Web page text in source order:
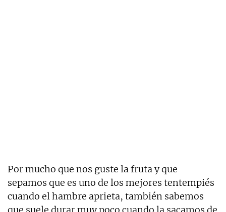
Por mucho que nos guste la fruta y que
sepamos que es uno de los mejores tentempiés
cuando el hambre aprieta, también sabemos